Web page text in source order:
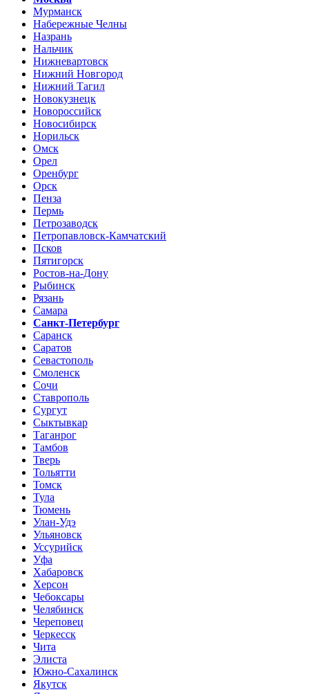
Мурманск
Набережные Челны
Назрань
Нальчик
Нижневартовск
Нижний Новгород
Нижний Тагил
Новокузнецк
Новороссийск
Новосибирск
Норильск
Омск
Орел
Оренбург
Орск
Пенза
Пермь
Петрозаводск
Петропавловск-Камчатский
Псков
Пятигорск
Ростов-на-Дону
Рыбинск
Рязань
Самара
Санкт-Петербург
Саранск
Саратов
Севастополь
Смоленск
Сочи
Ставрополь
Сургут
Сыктывкар
Таганрог
Тамбов
Тверь
Тольятти
Томск
Тула
Тюмень
Улан-Удэ
Ульяновск
Уссурийск
Уфа
Хабаровск
Херсон
Чебоксары
Челябинск
Череповец
Черкесск
Чита
Элиста
Южно-Сахалинск
Якутск